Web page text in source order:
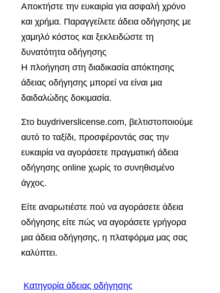
Αποκτήστε την ευκαιρία για ασφαλή χρόνο
και χρήμα. Παραγγείλετε άδεια οδήγησης με
χαμηλό κόστος και ξεκλειδώστε τη
δυνατότητα οδήγησης
Η πλοήγηση στη διαδικασία απόκτησης
άδειας οδήγησης μπορεί να είναι μια
δαιδαλώδης δοκιμασία.
Στο buydriverslicense.com, βελτιστοποιούμε
αυτό το ταξίδι, προσφέροντάς σας την
ευκαιρία να αγοράσετε πραγματική άδεια
οδήγησης online χωρίς το συνηθισμένο
άγχος.
Είτε αναρωτιέστε πού να αγοράσετε άδεια
οδήγησης είτε πώς να αγοράσετε γρήγορα
μια άδεια οδήγησης, η πλατφόρμα μας σας
καλύπτει.
Κατηγορία άδειας οδήγησης